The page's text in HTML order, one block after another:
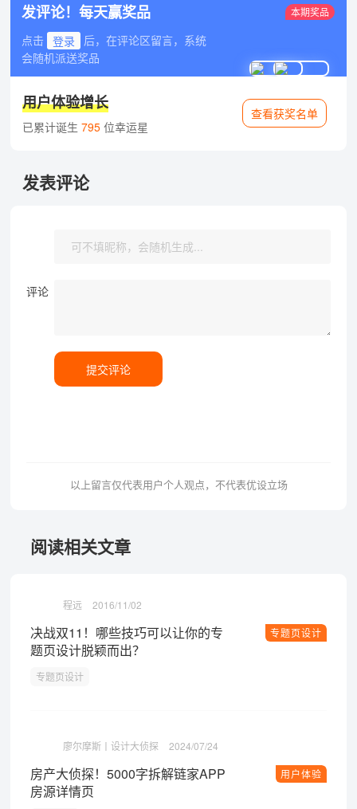
发评论！每天赢奖品
点击 登录
后，在评论区留言，系统
会随机派送奖品
本期奖品
用户体验增长
已累计诞生 795位幸运星
查看获奖名单
发表评论
评论
提交评论
以上留言仅代表用户个人观点，不代表优设立场
阅读相关文章
程远 2016/11/02
专题页设计
决战双11！哪些技巧可以让你的专
题页设计脱颖而出？
专题页设计
廖尔摩斯丨设计大侦探 2024/07/24
用户体验
房产大侦探！5000字拆解链家APP
房源详情页